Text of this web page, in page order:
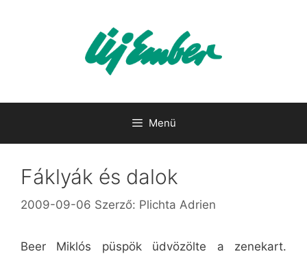
Menü
Fáklyák és dalok
2009-09-06 Szerző: Plichta Adrien
Beer Miklós püspök üdvözölte a zenekart.